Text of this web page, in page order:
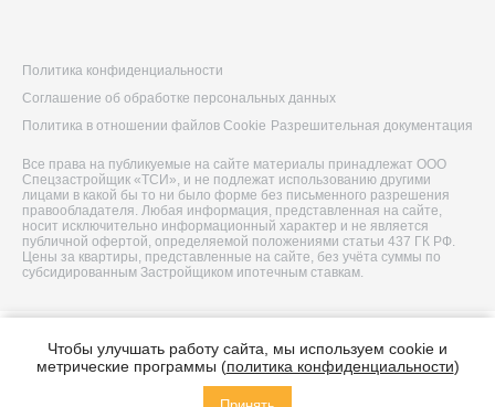
Политика конфиденциальности
Соглашение об обработке персональных данных
Политика в отношении файлов Cookie Разрешительная документация
Все права на публикуемые на сайте материалы принадлежат ООО
Спецзастройщик «ТСИ», и не подлежат использованию другими
лицами в какой бы то ни было форме без письменного разрешения
правообладателя. Любая информация, представленная на сайте,
носит исключительно информационный характер и не является
публичной офертой, определяемой положениями статьи 437 ГК РФ.
Цены за квартиры, представленные на сайте, без учёта суммы по
субсидированным Застройщиком ипотечным ставкам.
Построено в
Чтобы улучшать работу сайта, мы используем cookie и
метрические программы (политика конфиденциальности)